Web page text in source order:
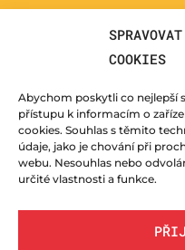
COOKIES
Abychom poskytli co nejlepší
přístupu k informacím o
cookies. Souhlas s těmito
údaje, jako je chování při
webu. Nesouhlas nebo
určité vlastnosti a funkce.
Kurzy pro veřejnost
Fotogalerie
Učitelé